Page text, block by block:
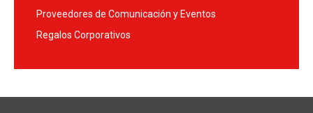
Proveedores de Comunicación y Eventos
Regalos Corporativos